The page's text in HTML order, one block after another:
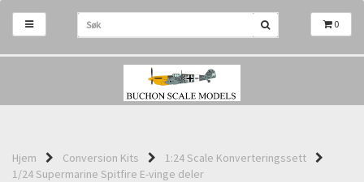
0
Hjem Conversion Kits
1:24 Scale Konverteringssett
1/24 Supermarine Spitfire E-vinge deler